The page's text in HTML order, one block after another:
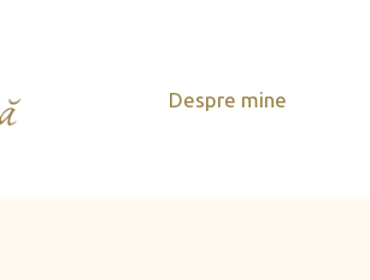
Despre mine